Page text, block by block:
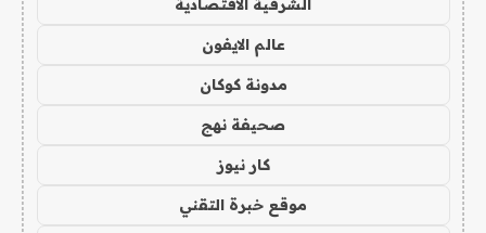
عالم الايفون
مدونة كوكان
صحيفة نهج
كار نيوز
موقع خبرة التقني